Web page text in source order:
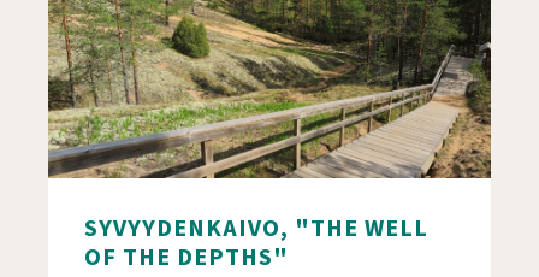
SYVYYDENKAIVO, "THE WELL
OF THE DEPTHS"